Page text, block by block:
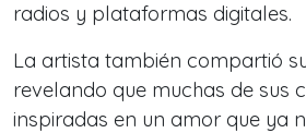
radios y plataformas digitales.
La artista también compartió
revelando que muchas de sus
inspiradas en un amor que ya